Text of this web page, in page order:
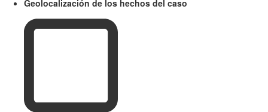
Geolocalización de los hechos del caso